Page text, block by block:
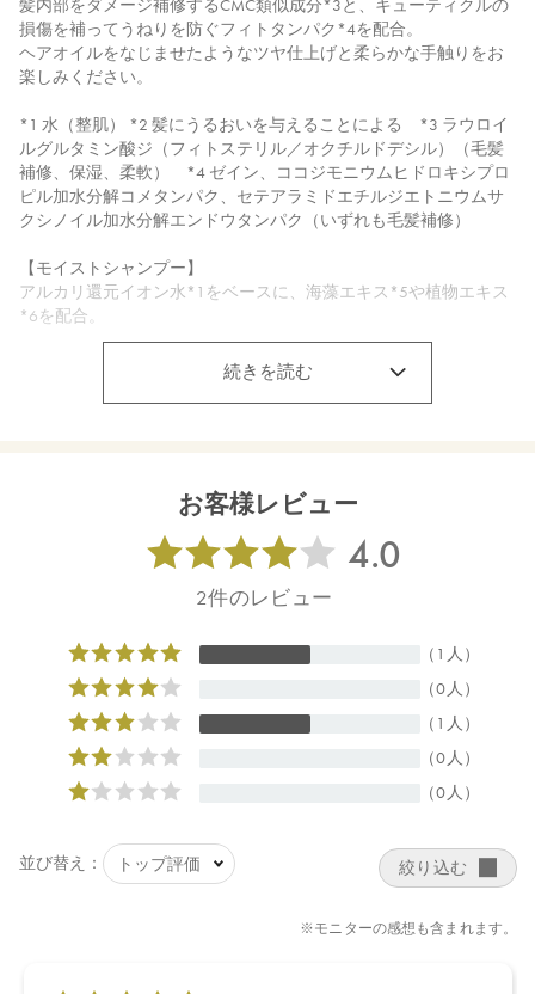
髪内部をダメージ補修するCMC類似成分*3と、キューティクルの
損傷を補ってうねりを防ぐフィトタンパク*4を配合。
ヘアオイルをなじませたようなツヤ仕上げと柔らかな手触りをお
楽しみください。
*1 水（整肌） *2 髪にうるおいを与えることによる *3 ラウロイ
ルグルタミン酸ジ（フィトステリル／オクチルドデシル）（毛髪
補修、保湿、柔軟） *4 ゼイン、ココジモニウムヒドロキシプロ
ピル加水分解コメタンパク、セテアラミドエチルジエトニウムサ
クシノイル加水分解エンドウタンパク（いずれも毛髪補修）
【モイストシャンプー】
アルカリ還元イオン水*1をベースに、海藻エキス*5や植物エキス
*6を配合。
ダメージヘアも濃密泡がやさしく包み込み、裂毛、切れ毛、枝毛
までうるおいケアするトリートメント級シャンプー。
アルカリ還元イオン水*1をベースに、海藻エキス*5や植物エキス
*7を配合。髪のキューティクルをなめらかに整える集中補修トリ
*7 ローズマリー葉エキス、コシロノセンダングサエキス（すべて
【クリアバッグ】
ジムやサウナなど、ちょっとしたお出かけに便利なロゴ入りのク
リアバッグ。
*素材の特性上、生地に黒点の混入、擦れや折れキズ、黄変がある
場合があります。
✓カラーリングやパーマのダメージが気になる
✓うねりをケアしたい
✓髪をしっとりまとめたいけれど重い質感は苦手
✓手軽に髪質改善*2トリートメントをしたい
続きを読む
お客様レビュー